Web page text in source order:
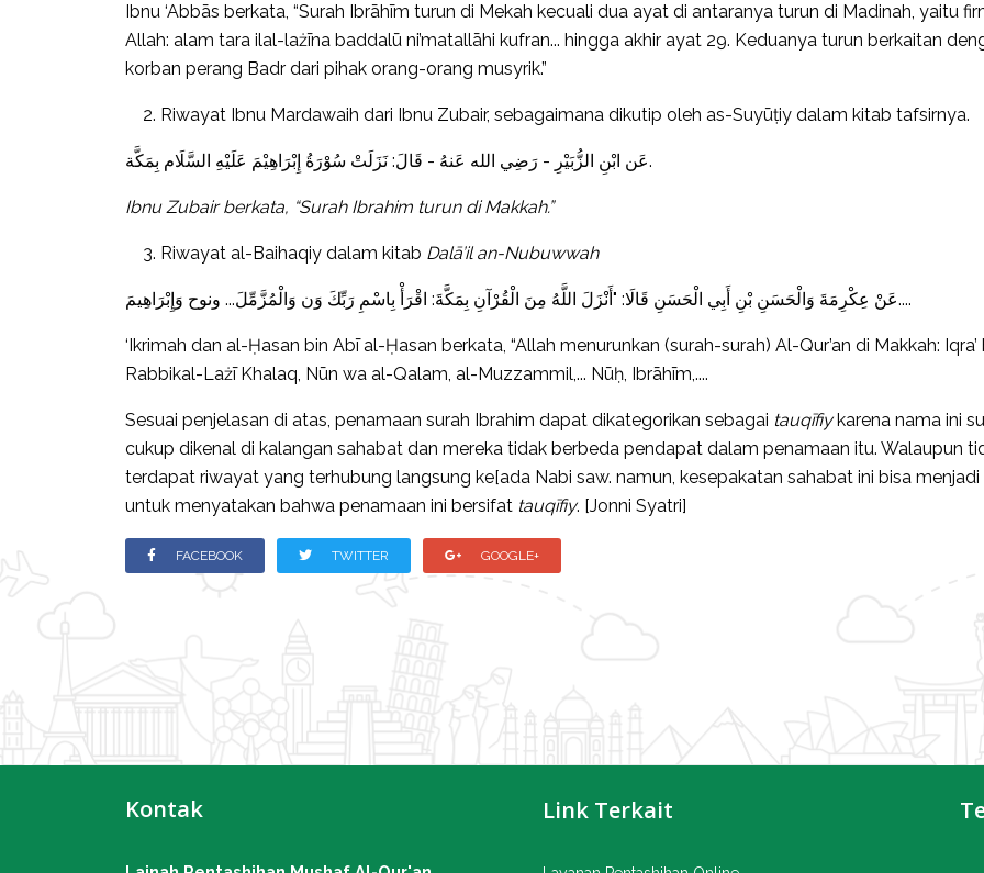
Ibnu ‘Abbās berkata, “Surah Ibrāhīm turun di Mekah kecuali dua ayat di antaranya turun di Madinah, yaitu
Allah: alam tara ilal-lażīna baddalū ni’matallāhi kufran... hingga akhir ayat 29. Keduanya turun berkaitan
korban perang Badr dari pihak orang-orang musyrik.”
Riwayat Ibnu Mardawaih dari Ibnu Zubair, sebagaimana dikutip oleh as-Suyūṭiy dalam kitab tafsirnya.
عَن ابْنِ الزُّبَيْرِ - رَضِي الله عَنهُ - قَالَ: نَزَلَتْ سُوْرَةُ إِبْرَاهِيْمَ عَلَيْهِ السَّلَام بِمَكَّة.
Ibnu Zubair berkata, “Surah Ibrahim turun di Makkah.”
Riwayat al-Baihaqiy dalam kitab Dalā’il an-Nubuwwah
عَنْ عِكْرِمَةَ وَالْحَسَنِ بْنِ أَبِي الْحَسَنِ قَالَا: "أَنْزَلَ اللَّهُ مِنَ الْقُرْآنِ بِمَكَّةَ: اقْرَأْ بِاسْمِ رَبِّكَ وَن وَالْمُزَّمِّلَ... ونوح وَإِبْرَاهِيمَ....
‘Ikrimah dan al-Ḥasan bin Abī al-Ḥasan berkata, “Allah menurunkan (surah-surah) Al-Qur’an di Makkah: Iqra’
Rabbikal-Lażī Khalaq, Nūn wa al-Qalam, al-Muzzammil,... Nūḥ, Ibrāhīm,....
Sesuai penjelasan di atas, penamaan surah Ibrahim dapat dikategorikan sebagai tauqīfiykarena nama ini
cukup dikenal di kalangan sahabat dan mereka tidak berbeda pendapat dalam penamaan itu. Walaupun
terdapat riwayat yang terhubung langsung ke[ada Nabi saw. namun, kesepakatan sahabat ini bisa menjadi
untuk menyatakan bahwa penamaan ini bersifat tauqīfiy. [Jonni Syatri]
FACEBOOK TWITTER GOOGLE+
Kontak Link Terkait